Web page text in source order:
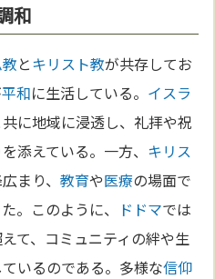
和
とキリスト教が共存してお
平和に生活している。 イスラ
共に地域に浸透し、礼拝や祝
添えている。一方、 キリス
まり、教育や医療の場面で
。このように、 ドドマでは
て、コミュニティの絆や生
いるのである。多様な信仰